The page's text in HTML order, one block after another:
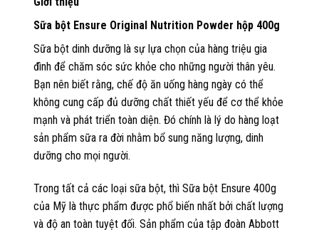
Sữa bột Ensure Original Nutrition Powder hộp 400g
Sữa bột dinh dưỡng là sự lựa chọn của hàng triệu gia
đình để chăm sóc sức khỏe cho những người thân yêu.
Bạn nên biết rằng, chế độ ăn uống hàng ngày có thể
không cung cấp đủ dưỡng chất thiết yếu để cơ thể khỏe
mạnh và phát triển toàn diện. Đó chính là lý do hàng loạt
sản phẩm sữa ra đời nhằm bổ sung năng lượng, dinh
dưỡng cho mọi người.
Trong tất cả các loại sữa bột, thì Sữa bột Ensure 400g
của Mỹ là thực phẩm được phổ biến nhất bởi chất lượng
và độ an toàn tuyệt đối. Sản phẩm của tập đoàn Abbott